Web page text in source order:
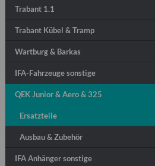
Trabant 1.1
Trabant Kübel & Tramp
Wartburg & Barkas
IFA-Fahrzeuge sonstige
QEK Junior & Aero & 325
Ersatzteile
Ausbau & Zubehör
IFA Anhänger sonstige